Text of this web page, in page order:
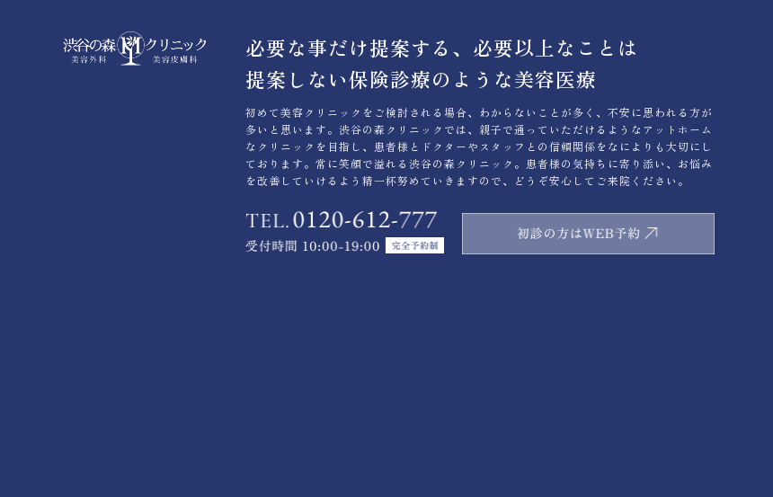
必要な事だけ提案する、必要以上なことは
提案しない保険診療のような美容医療
初めて美容クリニックをご検討される場合、わからないことが多く、不安に思われる方が
多いと思います。渋谷の森クリニックでは、親子で通っていただけるようなアットホーム
なクリニックを目指し、患者様とドクターやスタッフとの信頼関係をなによりも大切にし
ております。常に笑顔で溢れる渋谷の森クリニック。患者様の気持ちに寄り添い、お悩み
を改善していけるよう精一杯努めていきますので、どうぞ安心してご来院ください。